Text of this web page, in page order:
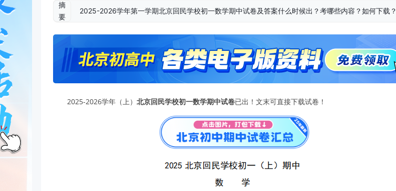
摘
要
2025-2026学年第一学期北京回民学校初一数学期中试卷及答案什么时候出？考哪些内容？如何下载？
2025-2026学年（上） 北京回民学校初一数学期中试卷已出！文末可直接下载试卷！